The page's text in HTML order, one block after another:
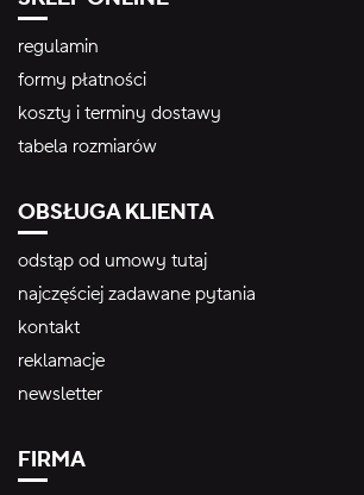
regulamin
formy płatności
koszty i terminy dostawy
tabela rozmiarów
OBSŁUGA KLIENTA
odstąp od umowy tutaj
najczęściej zadawane pytania
kontakt
reklamacje
newsletter
FIRMA